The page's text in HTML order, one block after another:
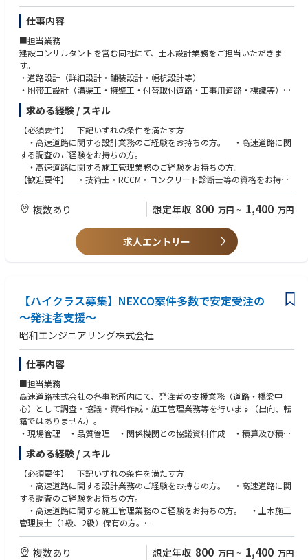
・新しい「人材紹介のあり方」を実現するための、新規事業開発
・チームビルティング/マネジメント
・マーケティング企画
仕事内容
■担当業務
建設コンサルタントを営む同社にて、土木設計業務をご担当いただきま
す。
・道路設計（詳細設計・舗装設計・幅杭設計等）
・附帯工設計（溝渠工・擁壁工・付替取付道路・工事用道路・標識等）
・橋梁設計（新設・補修・改良・耐震補強）
・連絡等施設設計（交差点・ＪＣＴ・ＩＣ・ＳＡ・ＰＡ・ＢＳ等）
またそれに付随する発注者との打ち合わせ・現地踏査等。
主に道路・橋梁の設計業務がメインとなります。
※Auto-CADを使用します。
※※※2025.9～1年近くかけて、本社ビルを大規模改修し、働きやすいオ
フィス空間になります※※※
求める経験 / スキル
【必須要件】 下記いずれの条件を満たす方
・高速道路に関する設計業務のご経験をお持ちの方。 ・高速道路に関
する調査のご経験をお持ちの方。
・高速道路に関する施工管理業務のご経験をお持ちの方。
【歓迎要件】 ・技術士・RCCM・コンクリート診断士等の資格をお持ち
の方 ・土木施工管理技士（1級、2級）保有の方。
複数あり 想定年収 800 万円 ~ 1,400 万円
求人エントリー
【ハイクラス募集】NEXCO案件多数で安定受注の
～発注者支援～
昭和エンジニアリング株式会社
仕事内容
■担当業務
高速道路株式会社の各事務所内にて、発注者の支援業務（道路・橋梁中
心）として調査・協議・資料作成・施工管理業務等を行います（出向、転
籍ではありません）。
・現場管理 ・品質管理 ・関係機関との協議資料作成 ・積算及び積算
根拠資料作成
※各事業所ごとに更新・補修・新設・耐震補強工事等、担当内容が異なり
ます。
※※※2025.9～1年近くかけて、本社ビルを大規模改修し、働きやすいオ
フィス空間になります※※※
求める経験 / スキル
【必須要件】 下記いずれの条件を満たす方
・高速道路に関する設計業務のご経験をお持ちの方。 ・高速道路に関
する調査のご経験をお持ちの方。
・高速道路に関する施工管理業務のご経験をお持ちの方。 ・土木施工
管理技士（1級、2級）保有の方。
【歓迎要件】 ・技術士・RCCM・コンクリート診断士等の資格をお持ち
の方複数あり 想定年収 800 万円 ~ 1,400 万円